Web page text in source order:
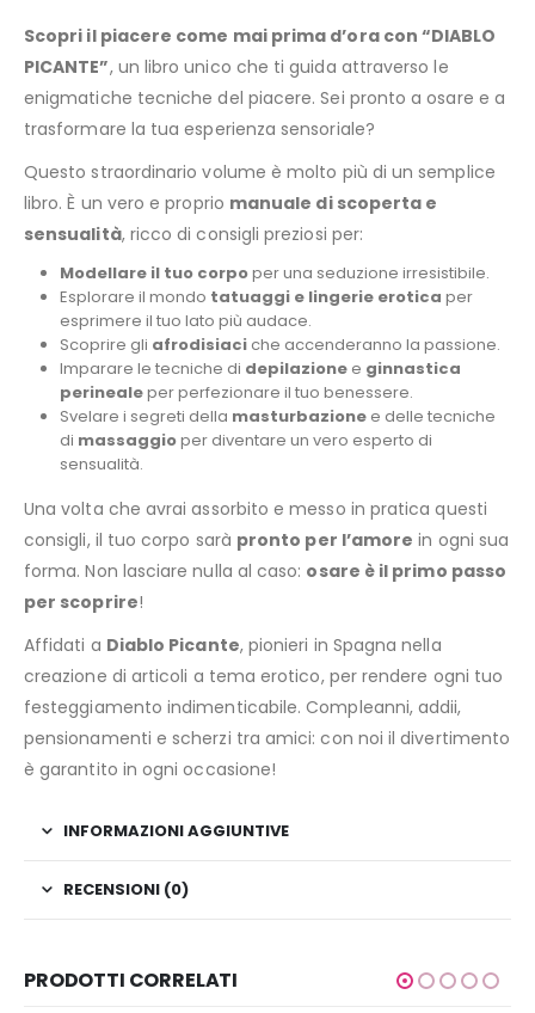
Scopri il piacere come mai prima d’ora con “DIABLO
PICANTE”, un libro unico che ti guida attraverso le
enigmatiche tecniche del piacere. Sei pronto a osare e a
trasformare la tua esperienza sensoriale?
Questo straordinario volume è molto più di un semplice
libro. È un vero e proprio manuale di scoperta e
sensualità, ricco di consigli preziosi per:
Modellare il tuo corpoper una seduzione irresistibile.
Esplorare il mondo tatuaggi e lingerie erotica per
esprimere il tuo lato più audace.
Scoprire gli afrodisiaciche accenderanno la passione.
Imparare le tecniche di depilazionee ginnastica
perinealeper perfezionare il tuo benessere.
Svelare i segreti della masturbazionee delle tecniche
di massaggioper diventare un vero esperto di
sensualità.
Una volta che avrai assorbito e messo in pratica questi
consigli, il tuo corpo sarà pronto per l’amore in ogni sua
forma. Non lasciare nulla al caso: osare è il primo passo
per scoprire!
Affidati a Diablo Picante, pionieri in Spagna nella
creazione di articoli a tema erotico, per rendere ogni tuo
festeggiamento indimenticabile. Compleanni, addii,
pensionamenti e scherzi tra amici: con noi il divertimento
è garantito in ogni occasione!
INFORMAZIONI AGGIUNTIVE
RECENSIONI (0)
PRODOTTI CORRELATI